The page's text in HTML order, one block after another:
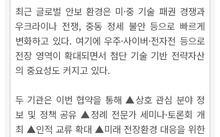
최근 글로벌 안보 환경은 미·중 기술 패권 경쟁과
우크라이나 전쟁, 중동 정세 불안 등으로 빠르게
변화하고 있다. 여기에 우주·사이버·전자전 등으로
전장 영역이 확대되면서 첨단 기술 기반 전략자산
의 중요성도 커지고 있다.
두 기관은 이번 협약을 통해 ▲상호 관심 분야 정
보 및 정책 공유 ▲정례 전문가 세미나·토론회 개
최 ▲인적 교류 확대 ▲미래 전장환경 대응을 위한